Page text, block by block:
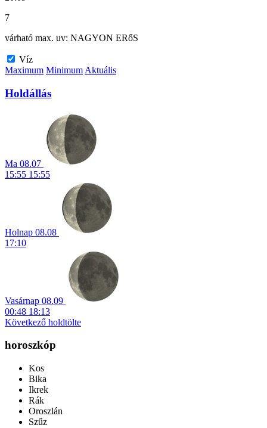
7
várható max. uv: NAGYON ERőS
Víz
Maximum Minimum Aktuális
Holdállás
Ma 08.07
15:55 15:55
Holnap 08.08
17:10
Vasárnap 08.09
00:48 18:13
Következő holdtölte
horoszkóp
Kos
Bika
Ikrek
Rák
Oroszlán
Szűz